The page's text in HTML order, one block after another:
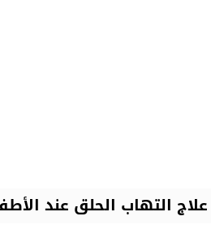
علاج التهاب الحلق عند